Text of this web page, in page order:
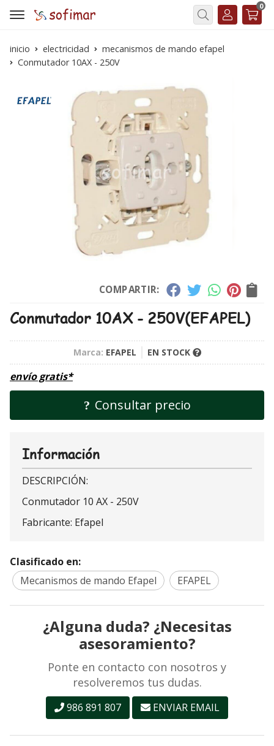
Buscar
0
inicio electricidad
mecanismos de mando efapel
Conmutador 10AX - 250V
COMPARTIR:
Conmutador 10AX - 250V(EFAPEL)
Marca: EFAPEL EN STOCK
envío gratis*
Consultar precio
Información
DESCRIPCIÓN:
Conmutador 10 AX - 250V
Fabricante: Efapel
Clasificado en:
Mecanismos de mando Efapel
EFAPEL
¿Alguna duda? ¿Necesitas
asesoramiento?
Ponte en contacto con nosotros y
resolveremos tus dudas.
986 891 807 ENVIAR EMAIL